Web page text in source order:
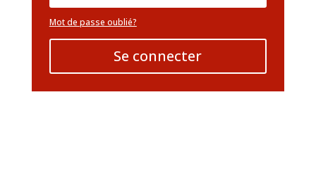
Mot de passe oublié?
Se connecter